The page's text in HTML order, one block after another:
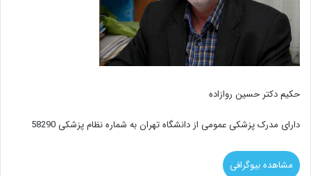
حکیم دکتر حسین روازاده
دارای مدرک پزشکی عمومی از دانشگاه تهران به شماره نظام پزشکی 58290
مشاهده بیوگرافی